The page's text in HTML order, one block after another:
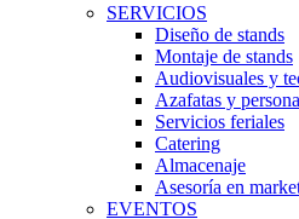
SERVICIOS
Diseño de stands
Montaje de stands
Audiovisuales y
Azafatas y
Servicios feriales
Catering
Almacenaje
Asesoría en
EVENTOS